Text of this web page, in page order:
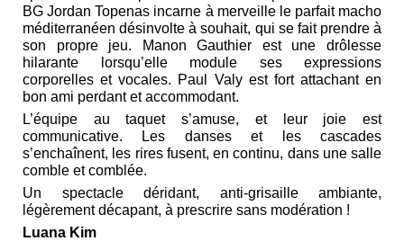
BG Jordan Topenas incarne à merveille le parfait macho
méditerranéen désinvolte à souhait, qui se fait prendre à
son propre jeu. Manon Gauthier est une drôlesse
hilarante lorsqu’elle module ses expressions
corporelles et vocales. Paul Valy est fort attachant en
bon ami perdant et accommodant.
L’équipe au taquet s’amuse, et leur joie est
communicative. Les danses et les cascades
s’enchaînent, les rires fusent, en continu, dans une salle
comble et comblée.
Un spectacle déridant, anti-grisaille ambiante,
légèrement décapant, à prescrire sans modération !
Luana Kim